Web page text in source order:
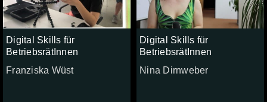
Digital Skills für
BetriebsrätInnen
Franziska Wüst
Digital Skills für
BetriebsrätInnen
Nina Dirnweber